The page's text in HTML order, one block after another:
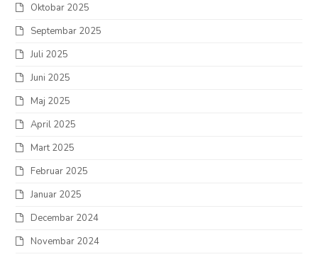
Oktobar 2025
Septembar 2025
Juli 2025
Juni 2025
Maj 2025
April 2025
Mart 2025
Februar 2025
Januar 2025
Decembar 2024
Novembar 2024